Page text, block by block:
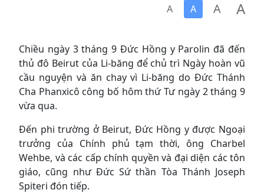
A A A A
Chiều ngày 3 tháng 9 Đức Hồng y Parolin đã đến
thủ đô Beirut của Li-băng để chủ trì Ngày hoàn vũ
cầu nguyện và ăn chay vì Li-băng do Đức Thánh
Cha Phanxicô công bố hôm thứ Tư ngày 2 tháng 9
vừa qua.
Đến phi trường ở Beirut, Đức Hồng y được Ngoại
trưởng của Chính phủ tạm thời, ông Charbel
Wehbe, và các cấp chính quyền và đại diện các tôn
giáo, cũng như Đức Sứ thần Tòa Thánh Joseph
Spiteri đón tiếp.